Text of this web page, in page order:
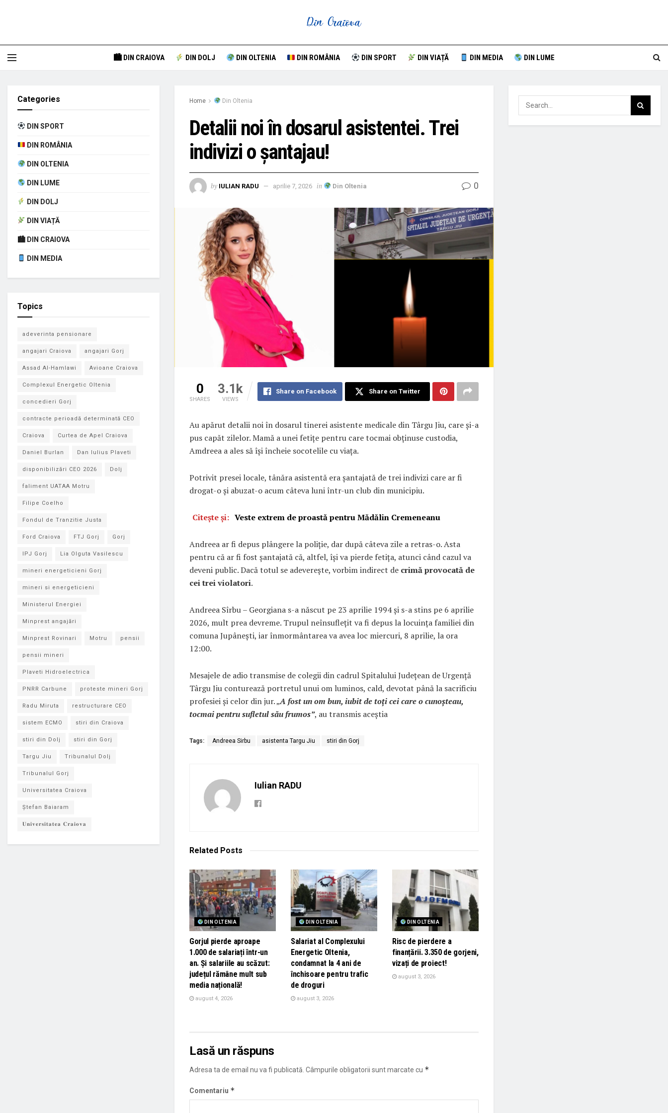
🏙 DIN CRAIOVA DIN DOLJ DIN OLTENIA DIN ROMÂNIA DIN SPORT DIN VIAȚĂ DIN MEDIA DIN LUME
Home Din Oltenia
Detalii noi în dosarul asistentei. Trei
indivizi o șantajau!
by IULIAN RADU aprilie 7, 2026 in Din Oltenia 0
0
SHARES
3.1k
VIEWS
Share on Facebook Share on Twitter
Au apărut detalii noi în dosarul tinerei asistente medicale din Târgu Jiu, care și-a
pus capăt zilelor. Mamă a unei fetițe pentru care tocmai obținuse custodia,
Amdreea a ales să își încheie socotelile cu viața.
Potrivit presei locale, tânăra asistentă era șantajată de trei indivizi care ar fi
drogat-o și abuzat-o acum câteva luni într-un club din municipiu.
Citește și: Veste extrem de proastă pentru Mădălin Cremeneanu
Andreea ar fi depus plângere la poliție, dar după câteva zile a retras-o. Asta
pentru că ar fi fost șantajată că, altfel, își va pierde fetița, atunci când cazul va
deveni public. Dacă totul se adeverește, vorbim indirect de crimă provocată de
cei trei violatori.
Andreea Sîrbu – Georgiana s-a născut pe 23 aprilie 1994 și s-a stins pe 6 aprilie
2026, mult prea devreme. Trupul neînsuflețit va fi depus la locuința familiei din
comuna Jupânești, iar înmormântarea va avea loc miercuri, 8 aprilie, la ora
12:00.
Mesajele de adio transmise de colegii din cadrul Spitalului Județean de Urgență
Târgu Jiu conturează portretul unui om luminos, cald, devotat până la sacrificiu
profesiei și celor din jur. „A fost un om bun, iubit de toți cei care o cunoșteau,
tocmai pentru sufletul său frumos”, au transmis aceștia
Tags: Andreea Sirbu asistenta Targu Jiu stiri din Gorj
Iulian RADU
Related Posts
DIN OLTENIA
Gorjul pierde aproape
1.000 de salariați într-un
an. Și salariile au scăzut:
județul rămâne mult sub
media națională!
august 4, 2026
DIN OLTENIA
Salariat al Complexului
Energetic Oltenia,
condamnat la 4 ani de
închisoare pentru trafic
de droguri
august 3, 2026
DIN OLTENIA
Risc de pierdere a
finanțării. 3.350 de gorjeni,
vizați de proiect!
august 3, 2026
Lasă un răspuns
Adresa ta de email nu va fi publicată. Câmpurile obligatorii sunt marcate cu *
Comentariu *
Categories
DIN SPORT
DIN ROMÂNIA
DIN OLTENIA
DIN LUME
DIN DOLJ
DIN VIAȚĂ
🏙 DIN CRAIOVA
DIN MEDIA
Topics
adeverinta pensionare
angajari Craiova angajari Gorj
Assad Al-Hamlawi Avioane Craiova
Complexul Energetic Oltenia
concedieri Gorj
contracte perioadă determinată CEO
Craiova Curtea de Apel Craiova
Daniel Burlan Dan Iulius Plaveti
disponibilizări CEO 2026 Dolj
faliment UATAA Motru
Filipe Coelho
Fondul de Tranzitie Justa
Ford Craiova FTJ Gorj Gorj
IPJ Gorj Lia Olguta Vasilescu
mineri energeticieni Gorj
mineri si energeticieni
Ministerul Energiei
Minprest angajări
Minprest Rovinari Motru pensii
pensii mineri
Plaveti Hidroelectrica
PNRR Carbune proteste mineri Gorj
Radu Miruta restructurare CEO
sistem ECMO stiri din Craiova
stiri din Dolj stiri din Gorj
Targu Jiu Tribunalul Dolj
Tribunalul Gorj
Universitatea Craiova
Ștefan Baiaram
𝐔𝐧𝐢𝐯𝐞𝐫𝐬𝐢𝐭𝐚𝐭𝐞𝐚 𝐂𝐫𝐚𝐢𝐨𝐯𝐚